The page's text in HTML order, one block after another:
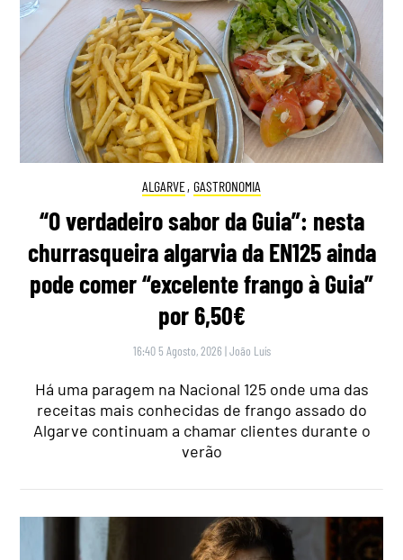
ALGARVE, GASTRONOMIA
“O verdadeiro sabor da Guia”: nesta
churrasqueira algarvia da EN125 ainda
pode comer “excelente frango à Guia”
por 6,50€
16:40 5 Agosto, 2026 |João Luís
Há uma paragem na Nacional 125 onde uma das
receitas mais conhecidas de frango assado do
Algarve continuam a chamar clientes durante o
verão